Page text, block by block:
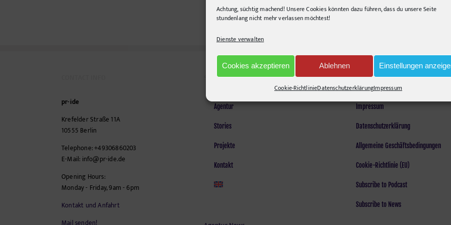
Achtung, süchtig machend! Unsere Cookies könnten dazu führen, dass du unsere Seite
stundenlang nicht mehr verlassen möchtest!
Dienste verwalten
Cookies akzeptieren Ablehnen Einstellungen
Cookie-RichtlinieDatenschutzerklärungImpressum
pr-ide
Krefelder Straße 11A
10555 Berlin
Telephone:+49306860203
E-Mail: info@pr-ide.de
Opening Hours:
Monday - Friday, 9am - 6pm
Kontakt und Anfahrt
SEITEN
Agentur
Stories
Projekte
Kontakt
LEGAL
Impressum
Datenschutzerklärung
Allgemeine Geschäftsbedingungen
Cookie-Richtlinie (EU)
Subscribe to Podcast
Subscribe to News